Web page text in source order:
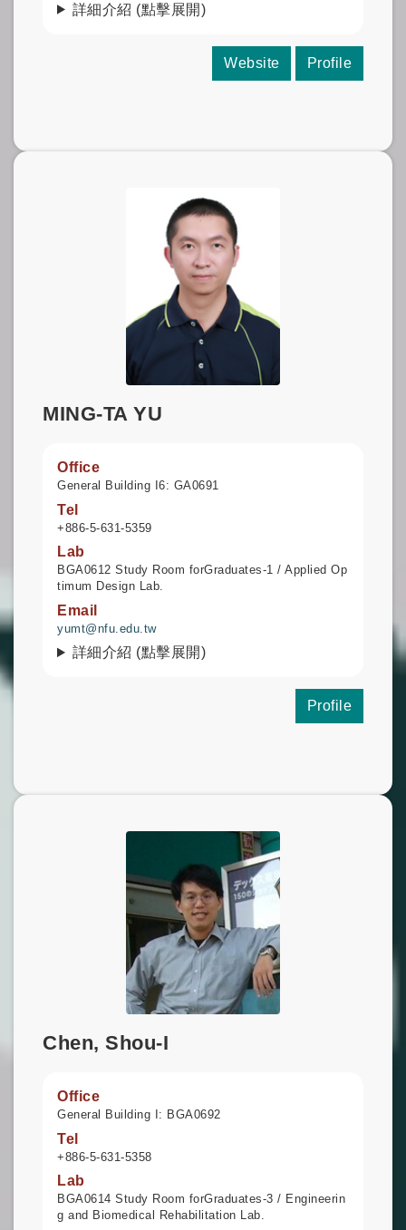
詳細介紹 (點擊展開)
Website Profile
MING-TA YU
Office
General Building I6: GA0691
Tel
+886-5-631-5359
Lab
BGA0612 Study Room forGraduates-1 / Applied Op
timum Design Lab.
Email
yumt@nfu.edu.tw
詳細介紹 (點擊展開)
Profile
Chen, Shou-I
Office
General Building I: BGA0692
Tel
+886-5-631-5358
Lab
BGA0614 Study Room forGraduates-3 / Engineerin
g and Biomedical Rehabilitation Lab.